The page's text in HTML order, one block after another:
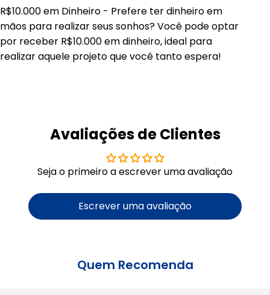
R$10.000 em Dinheiro - Prefere ter dinheiro em
mãos para realizar seus sonhos? Você pode optar
por receber R$10.000 em dinheiro, ideal para
realizar aquele projeto que você tanto espera!
Avaliações de Clientes
Seja o primeiro a escrever uma avaliação
Escrever uma avaliação
Quem Recomenda